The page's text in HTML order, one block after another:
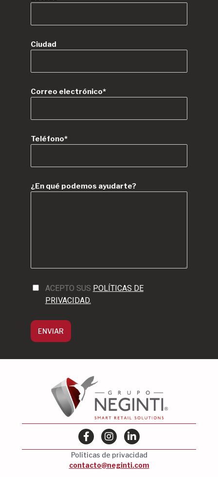
Ciudad
Correo electrónico*
Teléfono*
¿En qué podemos ayudarte?
ACEPTO SUS POLÍTICAS DE
PRIVACIDAD.
ENVIAR
Políticas de privacidad
contacto@neginti.com